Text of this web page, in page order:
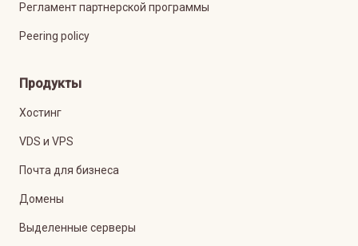
Регламент партнерской программы
Peering policy
Продукты
Хостинг
VDS и VPS
Почта для бизнеса
Домены
Выделенные серверы